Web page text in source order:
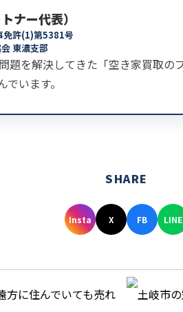
ナー代表）
免許(1)第5381号
東濃支部
題を解決してきた「空き家買取の
います。
SHARE
Insta X FB LINE